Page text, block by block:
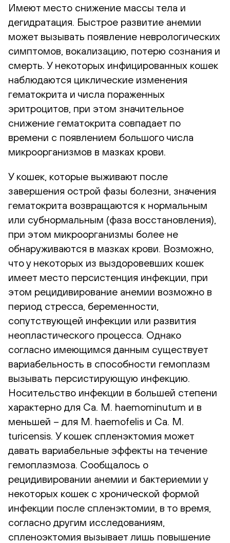
Имеют место снижение массы тела и
дегидратация. Быстрое развитие анемии
может вызывать появление неврологических
симптомов, вокализацию, потерю сознания и
смерть. У некоторых инфицированных кошек
наблюдаются циклические изменения
гематокрита и числа пораженных
эритроцитов, при этом значительное
снижение гематокрита совпадает по
времени с появлением большого числа
микроорганизмов в мазках крови.
У кошек, которые выживают после
завершения острой фазы болезни, значения
гематокрита возвращаются к нормальным
или субнормальным (фаза восстановления),
при этом микроорганизмы более не
обнаруживаются в мазках крови. Возможно,
что у некоторых из выздоровевших кошек
имеет место персистенция инфекции, при
этом рецидивирование анемии возможно в
период стресса, беременности,
сопутствующей инфекции или развития
неопластического процесса. Однако
согласно имеющимся данным существует
вариабельность в способности гемоплазм
вызывать персистирующую инфекцию.
Носительство инфекции в большей степени
характерно для Ca. M. haemominutum и в
меньшей – для M. haemofelis и Ca. M.
turicensis. У кошек спленэктомия может
давать вариабельные эффекты на течение
гемоплазмоза. Сообщалось о
рецидивировании анемии и бактериемии у
некоторых кошек с хронической формой
инфекции после спленэктомии, в то время,
согласно другим исследованиям,
спленоэктомия вызывает лишь повышение